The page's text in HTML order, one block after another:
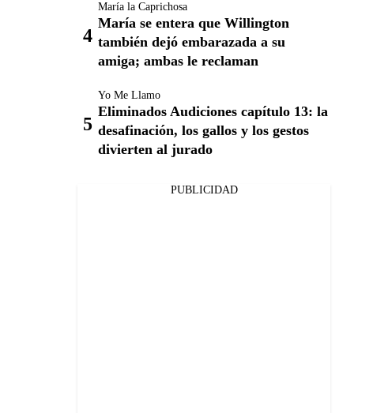
María la Caprichosa
María se entera que Willington
también dejó embarazada a su
amiga; ambas le reclaman
Yo Me Llamo
Eliminados Audiciones capítulo 13: la
desafinación, los gallos y los gestos
divierten al jurado
PUBLICIDAD